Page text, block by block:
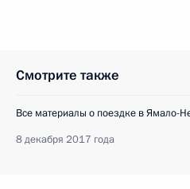
Смотрите также
Все материалы о поездке в Ямало-
8 декабря 2017 года